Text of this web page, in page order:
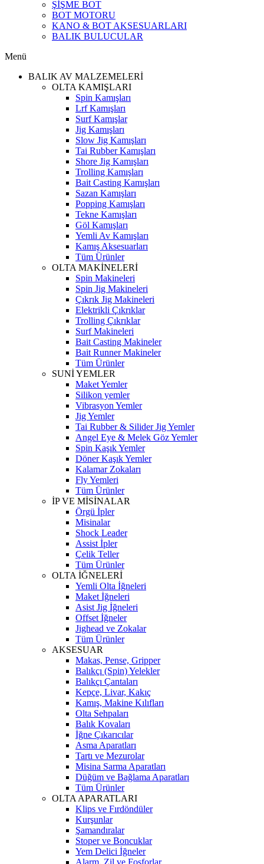
ŞİŞME BOT
BOT MOTORU
KANO & BOT AKSESUARLARI
BALIK BULUCULAR
Menü
BALIK AV MALZEMELERİ
OLTA KAMIŞLARI
Spin Kamışları
Lrf Kamışları
Surf Kamışlar
Jig Kamışları
Slow Jig Kamışları
Tai Rubber Kamışları
Shore Jig Kamışları
Trolling Kamışları
Bait Casting Kamışları
Sazan Kamışları
Popping Kamışları
Tekne Kamışları
Göl Kamışları
Yemli Av Kamışları
Kamış Aksesuarları
Tüm Ürünler
OLTA MAKİNELERİ
Spin Makineleri
Spin Jig Makineleri
Çıkrık Jig Makineleri
Elektrikli Çıkrıklar
Trolling Çıkrıklar
Surf Makineleri
Bait Casting Makineler
Bait Runner Makineler
Tüm Ürünler
SUNİ YEMLER
Maket Yemler
Silikon yemler
Vibrasyon Yemler
Jig Yemler
Tai Rubber & Silider Jig Yemler
Angel Eye & Melek Göz Yemler
Spin Kaşık Yemler
Döner Kaşık Yemler
Kalamar Zokaları
Fly Yemleri
Tüm Ürünler
İP VE MİSİNALAR
Örgü İpler
Misinalar
Shock Leader
Assist İpler
Çelik Teller
Tüm Ürünler
OLTA İĞNELERİ
Yemli Olta İğneleri
Maket İğneleri
Asist Jig İğneleri
Offset İğneler
Jighead ve Zokalar
Tüm Ürünler
AKSESUAR
Makas, Pense, Gripper
Balıkçı (Spin) Yelekler
Balıkçı Çantaları
Kepçe, Livar, Kakıç
Kamış, Makine Kılıfları
Olta Sehpaları
Balık Kovaları
İğne Çıkarıcılar
Asma Aparatları
Tartı ve Mezurolar
Misina Sarma Aparatları
Düğüm ve Bağlama Aparatları
Tüm Ürünler
OLTA APARATLARI
Klips ve Fırdöndüler
Kurşunlar
Şamandıralar
Stoper ve Boncuklar
Yem Delici İğneler
Alarm, Zil ve Fosforlar